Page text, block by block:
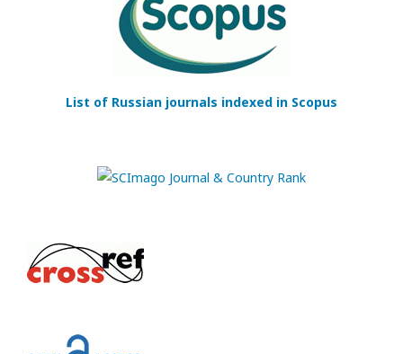
List of Russian journals indexed in Scopus